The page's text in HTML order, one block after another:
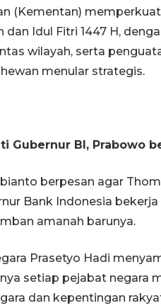
(Kementan)
dan Idul Fitri 1447 H,
wilayah, serta
menular strategis.
Gubernur BI, Prabowo
berpesan agar
Bank Indonesia
amanah barunya.
Prasetyo Hadi
setiap pejabat negara
dan kepentingan